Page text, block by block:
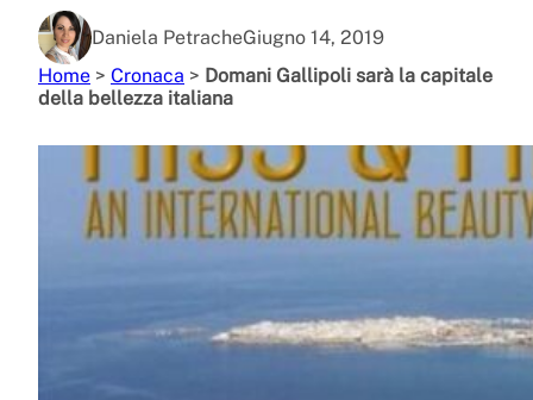
Daniela PetracheGiugno 14, 2019
Home > Cronaca > Domani Gallipoli sarà la capitale
della bellezza italiana